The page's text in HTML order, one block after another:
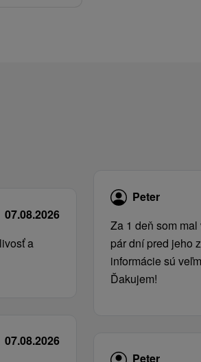
07.08.2026
a
07.08.2026
Peter
Za 1 deň som
pár dní pred jeho
informácie sú
Ďakujem!
Peter